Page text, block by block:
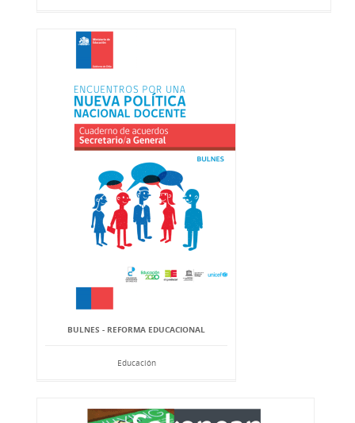
BULNES - REFORMA EDUCACIONAL
Educación